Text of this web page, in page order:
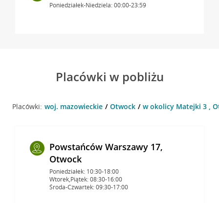
Poniedziałek-Niedziela: 00:00-23:59
Placówki w pobliżu
Placówki: woj. mazowieckie Otwock w okolicy Matejki 3 ,
Powstańców Warszawy 17,
Otwock
Poniedziałek: 10:30-18:00
Wtorek,Piątek: 08:30-16:00
Środa-Czwartek: 09:30-17:00